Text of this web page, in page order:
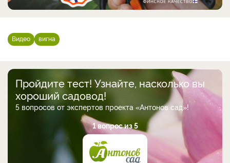
Видео вигна
Пройдите тест! Узнайте, насколько вы
хороший садовод!
5 вопросов от экспертов проекта «Антонов сад»!
1 вопрос из 5